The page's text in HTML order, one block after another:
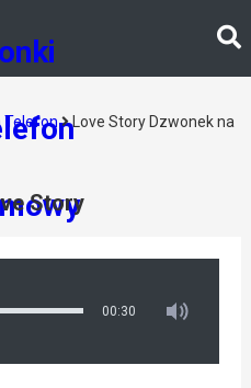
Telefon
Love Story Dzwonek na
Story
00:30